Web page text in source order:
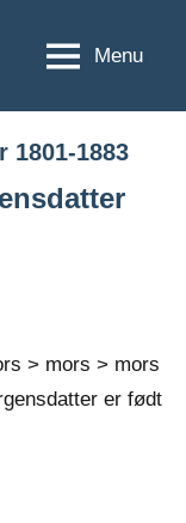
Menu
1801-1883
> mors > mors
er født